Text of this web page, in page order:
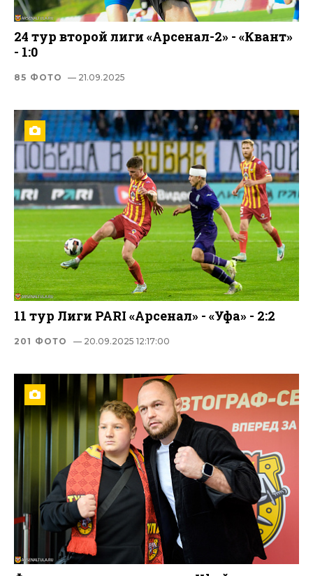
24 тур второй лиги «Арсенал-2» - «Квант»
- 1:0
85 ФОТО — 21.09.2025
11 тур Лиги PARI «Арсенал» - «Уфа» - 2:2
201 ФОТО — 20.09.2025 12:17:00